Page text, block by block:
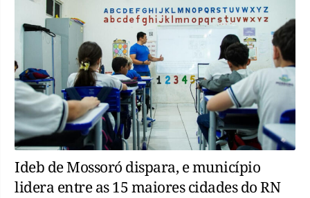
Ideb de Mossoró dispara, e município
lidera entre as 15 maiores cidades do RN